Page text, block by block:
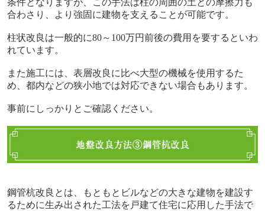
条件となりますが、この手法は柱の周囲の土との摩擦力も
合わさり、より強固に建物を支えることが可能です。
柱状改良は一般的に80～100万円前後の費用を要するといわ
れています。
また施工には、表層改良に比べ大型の機械を使用するた
め、都内などの狭小地では対応できない場合もあります。
事前にしっかりとご確認ください。
鋼管杭改良とは、もともとビルなどの大きな建物を建設す
るために生み出された工法を戸建て住宅に応用した手法で